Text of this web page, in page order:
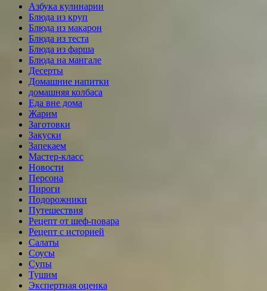
Азбука кулинарии
Блюда из круп
Блюда из макарон
Блюда из теста
Блюда из фарша
Блюда на мангале
Десерты
Домашние напитки
домашняя колбаса
Еда вне дома
Жарим
Заготовки
Закуски
Запекаем
Мастер-класс
Новости
Персона
Пироги
Подорожники
Путешествия
Рецепт от шеф-повара
Рецепт с историей
Салаты
Соусы
Супы
Тушим
Экспертная оценка